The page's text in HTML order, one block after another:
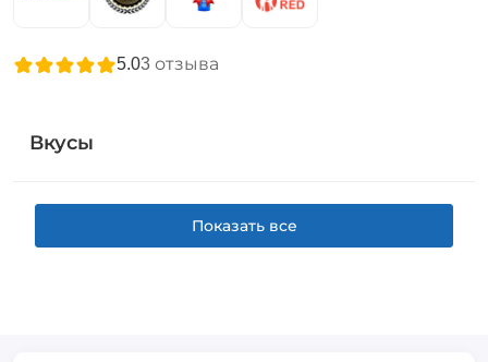
5.03отзыва
Вкусы
Показать все